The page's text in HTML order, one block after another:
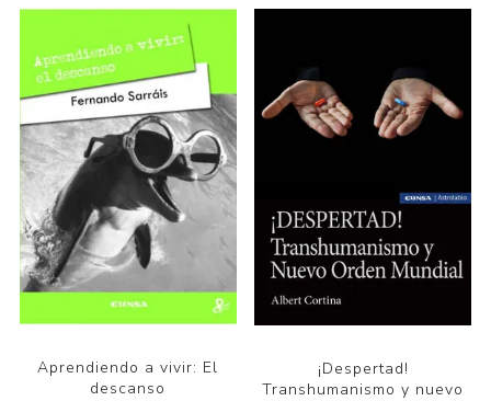
Aprendiendo a vivir: El
descanso
¡Despertad!
Transhumanismo y nuevo